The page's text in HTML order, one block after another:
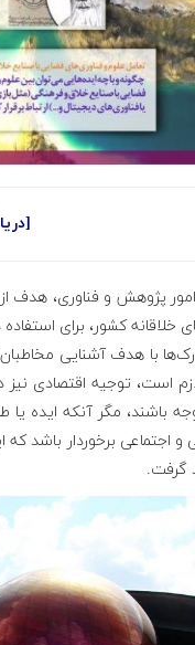
پژوهش و فناوری، هدف
خلاقانه کشور، برای
با هدف آشنایی
است، توجیه اقتصادی نیز
باشند، مگر آنکه ایده یا
و اجتماعی برخوردار باشد
گرفت.